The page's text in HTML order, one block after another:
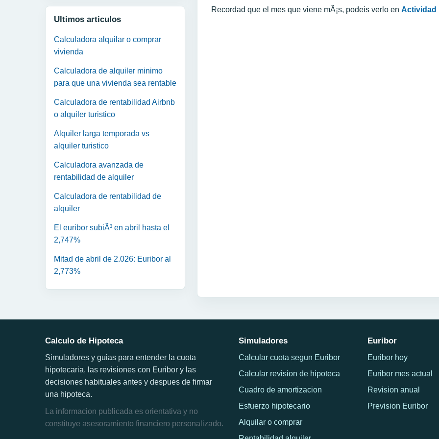
Ultimos articulos
Calculadora alquilar o comprar
vivienda
Calculadora de alquiler minimo
para que una vivienda sea rentable
Calculadora de rentabilidad Airbnb
o alquiler turistico
Alquiler larga temporada vs
alquiler turistico
Calculadora avanzada de
rentabilidad de alquiler
Calculadora de rentabilidad de
alquiler
El euribor subiÃ³ en abril hasta el
2,747%
Mitad de abril de 2.026: Euribor al
2,773%
Recordad que el mes que viene mÃ¡s, podeis verlo en Actividad
Calculo de Hipoteca
Simuladores y guias para entender la cuota
hipotecaria, las revisiones con Euribor y las
decisiones habituales antes y despues de firmar
una hipoteca.
La informacion publicada es orientativa y no
constituye asesoramiento financiero personalizado.
Simuladores
Calcular cuota segun Euribor
Calcular revision de hipoteca
Cuadro de amortizacion
Esfuerzo hipotecario
Alquilar o comprar
Euribor
Euribor hoy
Euribor mes actual
Revision anual
Prevision Euribor